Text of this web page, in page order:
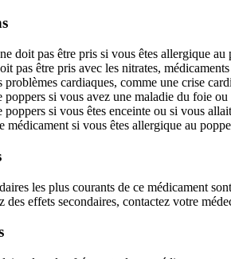
doit pas être pris si vous êtes allergique au
pas être pris avec les nitrates,
problèmes cardiaques, comme une crise
poppers si vous avez une maladie du foie ou
poppers si vous êtes enceinte ou si vous
médicament si vous êtes allergique au
les plus courants de ce médicament
des effets secondaires, contactez votre